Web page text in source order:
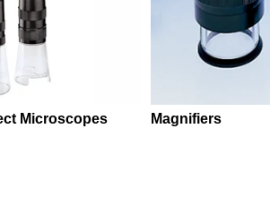
Microscopes Magnifiers